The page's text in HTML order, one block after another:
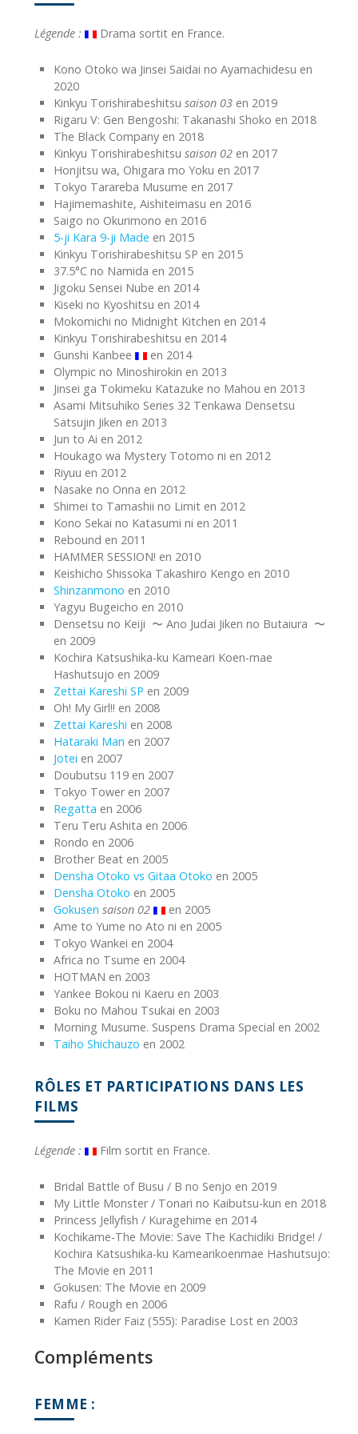
Légende : Drama sortit en France.
Kono Otoko wa Jinsei Saidai no Ayamachidesu en
2020
Kinkyu Torishirabeshitsu saison 03 en 2019
Rigaru V: Gen Bengoshi: Takanashi Shoko en 2018
The Black Company en 2018
Kinkyu Torishirabeshitsu saison 02 en 2017
Honjitsu wa, Ohigara mo Yoku en 2017
Tokyo Tarareba Musume en 2017
Hajimemashite, Aishiteimasu en 2016
Saigo no Okurimono en 2016
5-ji Kara 9-ji Made en 2015
Kinkyu Torishirabeshitsu SP en 2015
37.5°C no Namida en 2015
Jigoku Sensei Nube en 2014
Kiseki no Kyoshitsu en 2014
Mokomichi no Midnight Kitchen en 2014
Kinkyu Torishirabeshitsu en 2014
Gunshi Kanbee
en 2014
Olympic no Minoshirokin en 2013
Jinsei ga Tokimeku Katazuke no Mahou en 2013
Asami Mitsuhiko Series 32 Tenkawa Densetsu
Satsujin Jiken en 2013
Jun to Ai en 2012
Houkago wa Mystery Totomo ni en 2012
Riyuu en 2012
Nasake no Onna en 2012
Shimei to Tamashii no Limit en 2012
Kono Sekai no Katasumi ni en 2011
Rebound en 2011
HAMMER SESSION! en 2010
Keishicho Shissoka Takashiro Kengo en 2010
Shinzanmono en 2010
Yagyu Bugeicho en 2010
Densetsu no Keiji 〜 Ano Judai Jiken no Butaiura 〜
en 2009
Kochira Katsushika-ku Kameari Koen-mae
Hashutsujo en 2009
Zettai Kareshi SP en 2009
Oh! My Girl!! en 2008
Zettai Kareshi en 2008
Hataraki Man en 2007
Jotei en 2007
Doubutsu 119 en 2007
Tokyo Tower en 2007
Regatta en 2006
Teru Teru Ashita en 2006
Rondo en 2006
Brother Beat en 2005
Densha Otoko vs Gitaa Otoko en 2005
Densha Otoko en 2005
Gokusen saison 02
en 2005
Ame to Yume no Ato ni en 2005
Tokyo Wankei en 2004
Africa no Tsume en 2004
HOTMAN en 2003
Yankee Bokou ni Kaeru en 2003
Boku no Mahou Tsukai en 2003
Morning Musume. Suspens Drama Special en 2002
Taiho Shichauzo en 2002
RÔLES ET PARTICIPATIONS DANS LES
FILMS
Légende : Film sortit en France.
Bridal Battle of Busu / B no Senjo en 2019
My Little Monster / Tonari no Kaibutsu-kun en 2018
Princess Jellyfish / Kuragehime en 2014
Kochikame-The Movie: Save The Kachidiki Bridge! /
Kochira Katsushika-ku Kamearikoenmae Hashutsujo:
The Movie en 2011
Gokusen: The Movie en 2009
Rafu / Rough en 2006
Kamen Rider Faiz (555): Paradise Lost en 2003
Compléments
FEMME :